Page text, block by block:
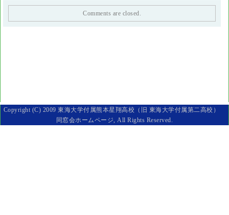
Comments are closed.
Copyright (C) 2009 東海大学付属熊本星翔高校（旧 東海大学付属第二高校）
同窓会ホームページ, All Rights Reserved.